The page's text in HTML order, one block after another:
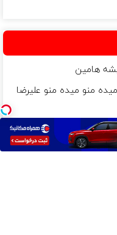
هامین
منو میده منو علیرضا
ه ی دور سرت ابوالفضل